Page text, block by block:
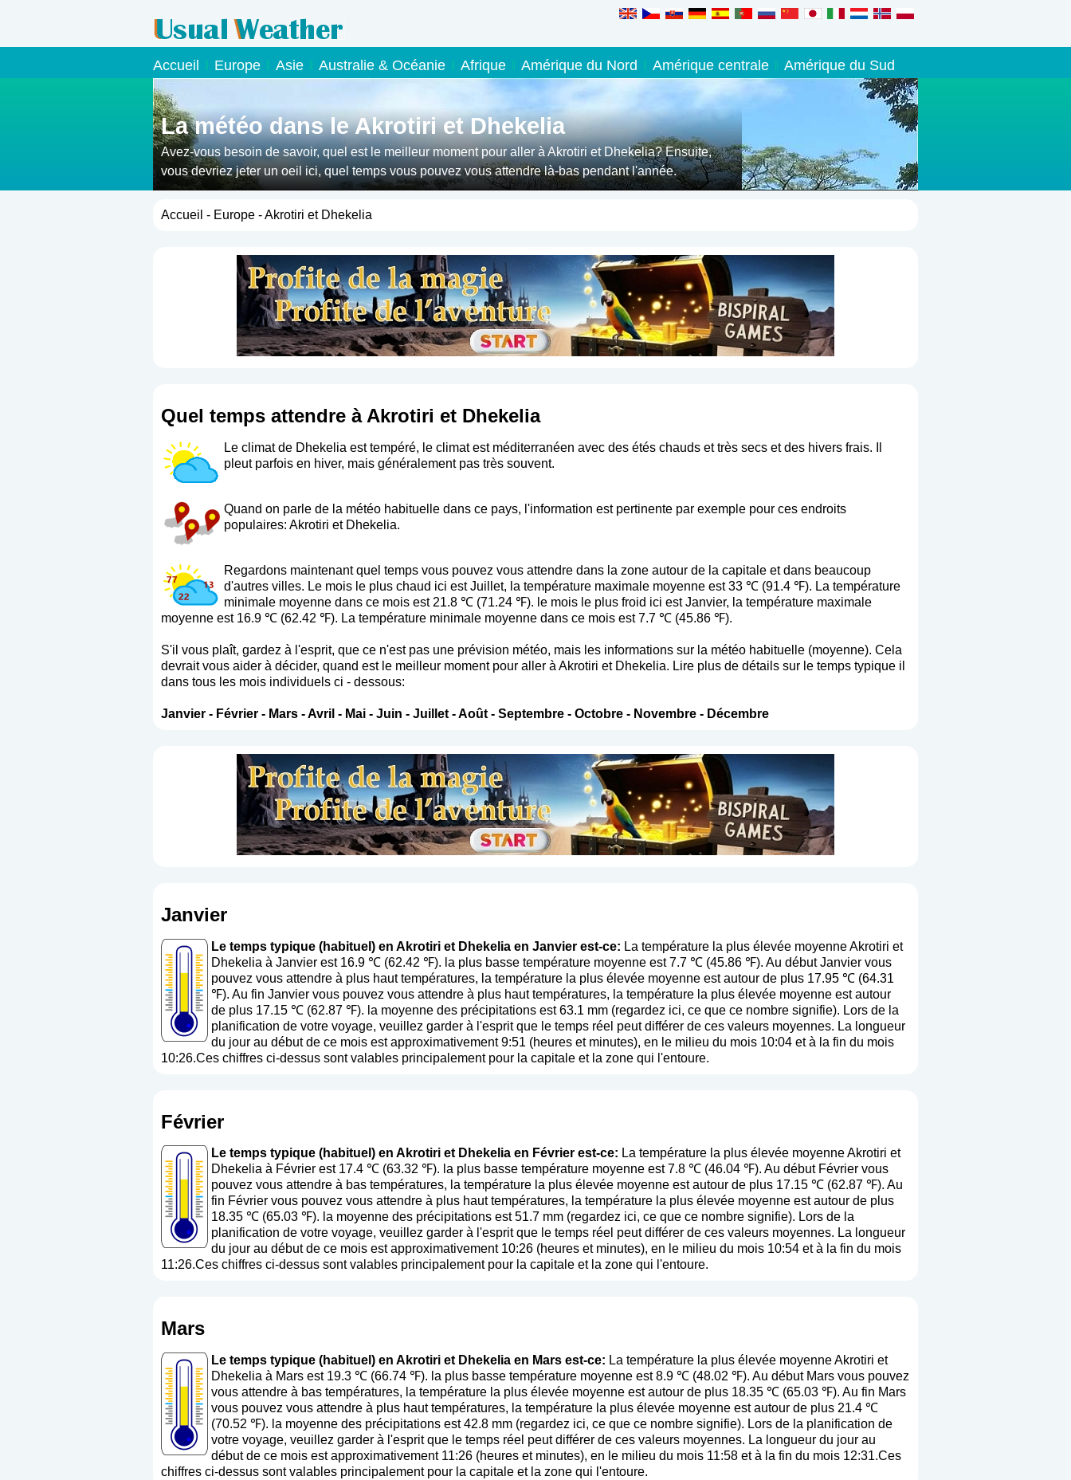
Accueil Europe Asie Australie & Océanie Afrique Amérique du Nord Amérique centrale Amérique du Sud
La météo dans le Akrotiri et Dhekelia
Avez-vous besoin de savoir, quel est le meilleur moment pour aller à Akrotiri et Dhekelia? Ensuite,
vous devriez jeter un oeil ici, quel temps vous pouvez vous attendre là-bas pendant l'année.
Accueil - Europe- Akrotiri et Dhekelia
Quel temps attendre à Akrotiri et Dhekelia
Le climat de Dhekelia est tempéré, le climat est méditerranéen avec des étés chauds et très secs et des hivers frais. Il
pleut parfois en hiver, mais généralement pas très souvent.
Quand on parle de la météo habituelle dans ce pays, l'information est pertinente par exemple pour ces endroits
populaires: Akrotiri et Dhekelia.
Regardons maintenant quel temps vous pouvez vous attendre dans la zone autour de la capitale et dans beaucoup
d'autres villes. Le mois le plus chaud ici est Juillet, la température maximale moyenne est 33 ℃ (91.4 ℉). La température
minimale moyenne dans ce mois est 21.8 ℃ (71.24 ℉). le mois le plus froid ici est Janvier, la température maximale
moyenne est 16.9 ℃ (62.42 ℉). La température minimale moyenne dans ce mois est 7.7 ℃ (45.86 ℉).
S'il vous plaît, gardez à l'esprit, que ce n'est pas une prévision météo, mais les informations sur la météo habituelle (moyenne). Cela
devrait vous aider à décider, quand est le meilleur moment pour aller à Akrotiri et Dhekelia. Lire plus de détails sur le temps typique il
dans tous les mois individuels ci - dessous:
Janvier- Février- Mars-Avril - Mai- Juin - Juillet-Août- Septembre- Octobre- Novembre- Décembre
Janvier
Le temps typique (habituel) en Akrotiri et Dhekelia en Janvier est-ce: La température la plus élevée moyenne Akrotiri et
Dhekelia à Janvier est 16.9 ℃ (62.42 ℉). la plus basse température moyenne est 7.7 ℃ (45.86 ℉). Au début Janvier vous
pouvez vous attendre à plus haut températures, la température la plus élevée moyenne est autour de plus 17.95 ℃ (64.31
℉). Au fin Janvier vous pouvez vous attendre à plus haut températures, la température la plus élevée moyenne est autour
de plus 17.15 ℃ (62.87 ℉). la moyenne des précipitations est 63.1 mm (regardez ici, ce que ce nombre signifie). Lors de la
planification de votre voyage, veuillez garder à l'esprit que le temps réel peut différer de ces valeurs moyennes. La longueur
du jour au début de ce mois est approximativement 9:51 (heures et minutes), en le milieu du mois 10:04 et à la fin du mois
10:26.Ces chiffres ci-dessus sont valables principalement pour la capitale et la zone qui l'entoure.
Février
Le temps typique (habituel) en Akrotiri et Dhekelia en Février est-ce: La température la plus élevée moyenne Akrotiri et
Dhekelia à Février est 17.4 ℃ (63.32 ℉). la plus basse température moyenne est 7.8 ℃ (46.04 ℉). Au début Février vous
pouvez vous attendre à bas températures, la température la plus élevée moyenne est autour de plus 17.15 ℃ (62.87 ℉). Au
fin Février vous pouvez vous attendre à plus haut températures, la température la plus élevée moyenne est autour de plus
18.35 ℃ (65.03 ℉). la moyenne des précipitations est 51.7 mm (regardez ici, ce que ce nombre signifie). Lors de la
planification de votre voyage, veuillez garder à l'esprit que le temps réel peut différer de ces valeurs moyennes. La longueur
du jour au début de ce mois est approximativement 10:26 (heures et minutes), en le milieu du mois 10:54 et à la fin du mois
11:26.Ces chiffres ci-dessus sont valables principalement pour la capitale et la zone qui l'entoure.
Mars
Le temps typique (habituel) en Akrotiri et Dhekelia en Mars est-ce: La température la plus élevée moyenne Akrotiri et
Dhekelia à Mars est 19.3 ℃ (66.74 ℉). la plus basse température moyenne est 8.9 ℃ (48.02 ℉). Au début Mars vous pouvez
vous attendre à bas températures, la température la plus élevée moyenne est autour de plus 18.35 ℃ (65.03 ℉). Au fin Mars
vous pouvez vous attendre à plus haut températures, la température la plus élevée moyenne est autour de plus 21.4 ℃
(70.52 ℉). la moyenne des précipitations est 42.8 mm (regardez ici, ce que ce nombre signifie). Lors de la planification de
votre voyage, veuillez garder à l'esprit que le temps réel peut différer de ces valeurs moyennes. La longueur du jour au
début de ce mois est approximativement 11:26 (heures et minutes), en le milieu du mois 11:58 et à la fin du mois 12:31.Ces
chiffres ci-dessus sont valables principalement pour la capitale et la zone qui l'entoure.